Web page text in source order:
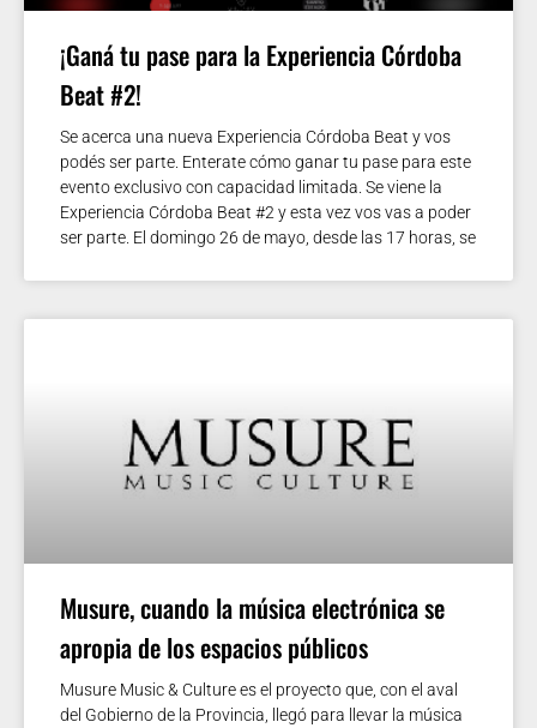
¡Ganá tu pase para la Experiencia Córdoba
Beat #2!
Se acerca una nueva Experiencia Córdoba Beat y vos
podés ser parte. Enterate cómo ganar tu pase para este
evento exclusivo con capacidad limitada. Se viene la
Experiencia Córdoba Beat #2 y esta vez vos vas a poder
ser parte. El domingo 26 de mayo, desde las 17 horas, se
Musure, cuando la música electrónica se
apropia de los espacios públicos
Musure Music & Culture es el proyecto que, con el aval
del Gobierno de la Provincia, llegó para llevar la música